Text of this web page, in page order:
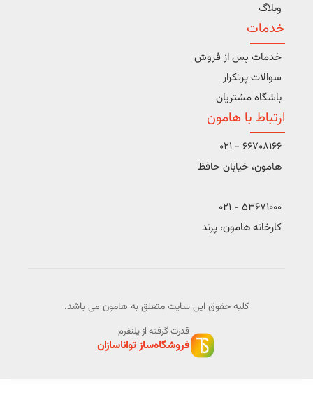
وبلاگ
خدمات
خدمات پس از فروش
سوالات پرتکرار
باشگاه مشتریان
ارتباط با هامون
66708166 - 021
هامون، خیابان حافظ
53671000 - 021
کارخانه هامون، پرند
کلیه حقوق این سایت متعلق به هامون می باشد.
قدرت گرفته از پلتفرم
فروشگاه‌ساز تواناسازان